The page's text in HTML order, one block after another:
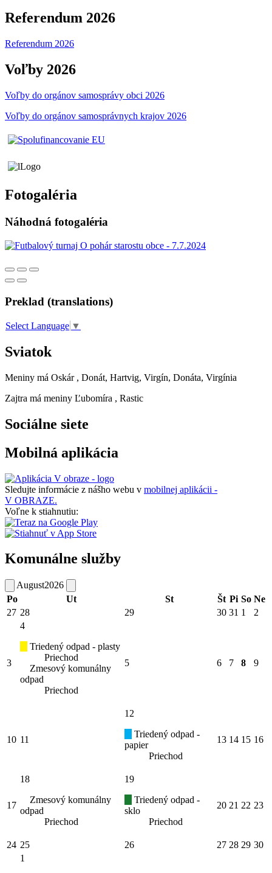
Referendum 2026
Referendum 2026
Voľby 2026
Voľby do orgánov samosprávy obci 2026
Voľby do orgánov samosprávnych krajov 2026
Fotogaléria
Náhodná fotogaléria
Preklad (translations)
Select Language ▼
Sviatok
Meniny má Oskár , Donát, Hartvig, Virgín, Donáta, Virgínia
Zajtra má meniny Ľubomíra , Rastic
Sociálne siete
Mobilná aplikácia
Sledujte informácie z nášho webu v mobilnej aplikácii -
V OBRAZE.
Voľne k stiahnutiu:
Komunálne služby
August2026
Po
Ut St Št Pi So Ne
27 28 29 30 31 1 2
3
4
Triedený odpad - plasty
Priechod
Zmesový komunálny
odpad
Priechod
5 6 7 8 9
10 11
12
Triedený odpad -
papier
Priechod
13 14 15 16
17
18
Zmesový komunálny
odpad
Priechod
19
Triedený odpad -
sklo
Priechod
20 21 22 23
24 25 26 27 28 29 30
1